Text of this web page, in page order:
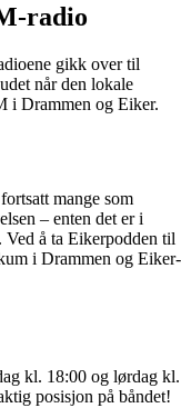
radio
gikk over til
når den lokale
i Drammen og Eiker.
mange som
– enten det er i
å ta Eikerpodden til
i Drammen og Eiker-
kl. 18:00 og lørdag kl.
posisjon på båndet!